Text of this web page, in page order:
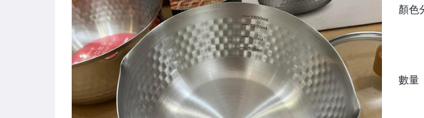
顏色
數量